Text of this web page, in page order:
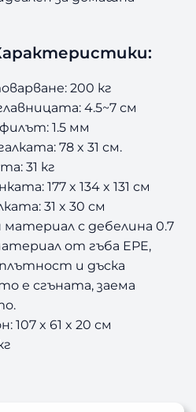
200 кг
4.5~7 см
1.5 мм
78 x 31 см.
31 кг
177 x 134 x 131 см
31 x 30 см
с дебелина 0.7
от гъба EPE,
и дъска
е сгъната, заема
107 x 61 x 20 см